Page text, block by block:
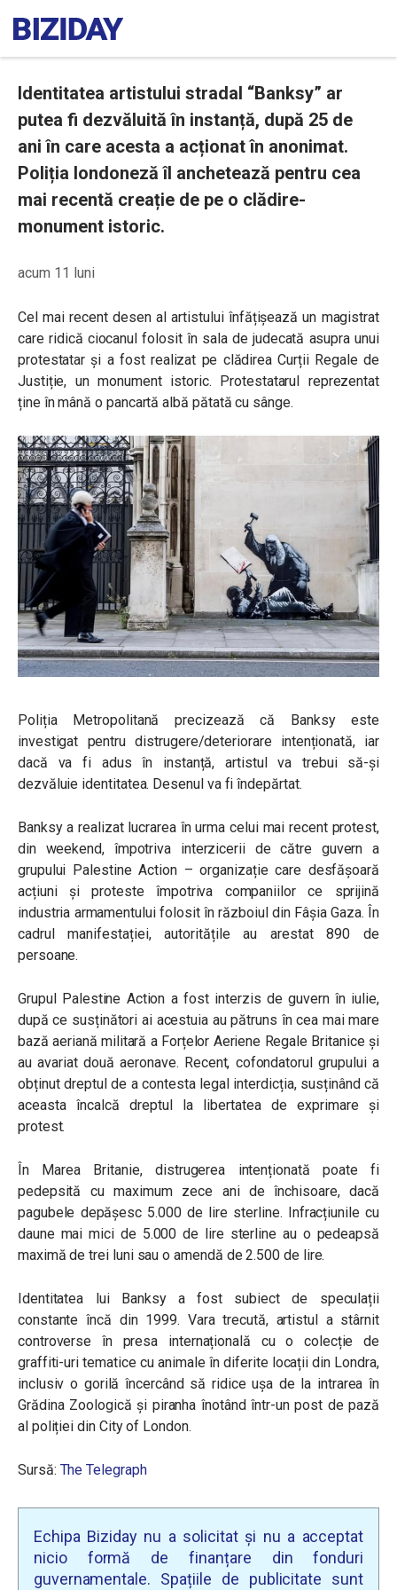
Identitatea artistului stradal “Banksy” ar
putea fi dezvăluită în instanță, după 25 de
ani în care acesta a acționat în anonimat.
Poliția londoneză îl anchetează pentru cea
mai recentă creație de pe o clădire-
monument istoric.
acum 11 luni
Cel mai recent desen al artistului înfățișează un magistrat
care ridică ciocanul folosit în sala de judecată asupra unui
protestatar și a fost realizat pe clădirea Curții Regale de
Justiție, un monument istoric. Protestatarul reprezentat
ține în mână o pancartă albă pătată cu sânge.
Poliția Metropolitană precizează că Banksy este
investigat pentru distrugere/deteriorare intenționată, iar
dacă va fi adus în instanță, artistul va trebui să-și
dezvăluie identitatea. Desenul va fi îndepărtat.
Banksy a realizat lucrarea în urma celui mai recent protest,
din weekend, împotriva interzicerii de către guvern a
grupului Palestine Action – organizație care desfășoară
acțiuni și proteste împotriva companiilor ce sprijină
industria armamentului folosit în războiul din Fâșia Gaza. În
cadrul manifestației, autoritățile au arestat 890 de
persoane.
Grupul Palestine Action a fost interzis de guvern în iulie,
după ce susținători ai acestuia au pătruns în cea mai mare
bază aeriană militară a Forțelor Aeriene Regale Britanice și
au avariat două aeronave. Recent, cofondatorul grupului a
obținut dreptul de a contesta legal interdicția, susținând că
aceasta încalcă dreptul la libertatea de exprimare și
protest.
În Marea Britanie, distrugerea intenționată poate fi
pedepsită cu maximum zece ani de închisoare, dacă
pagubele depășesc 5.000 de lire sterline. Infracțiunile cu
daune mai mici de 5.000 de lire sterline au o pedeapsă
maximă de trei luni sau o amendă de 2.500 de lire.
Identitatea lui Banksy a fost subiect de speculații
constante încă din 1999. Vara trecută, artistul a stârnit
controverse în presa internațională cu o colecție de
graffiti-uri tematice cu animale în diferite locații din Londra,
inclusiv o gorilă încercând să ridice ușa de la intrarea în
Grădina Zoologică și piranha înotând într-un post de pază
al poliției din City of London.
Sursă: The Telegraph
Echipa Biziday nu a solicitat și nu a acceptat
nicio formă de finanțare din fonduri
guvernamentale. Spațiile de publicitate sunt